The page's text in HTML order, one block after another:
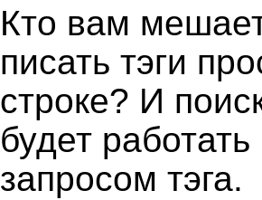
Кто вам
писать тэги
строке? И
будет
запросом тэга.